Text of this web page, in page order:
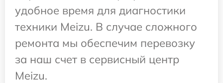
удобное время для диагностики
техники Meizu. В случае сложного
ремонта мы обеспечим перевозку
за наш счет в сервисный центр
Meizu.